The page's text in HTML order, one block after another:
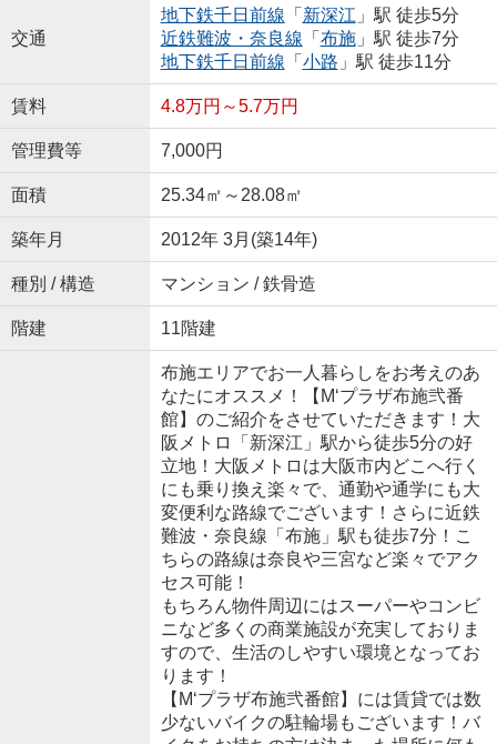
交通
地下鉄千日前線 「 新深江 」駅 徒歩5分
近鉄難波・奈良線 「 布施」駅 徒歩7分
地下鉄千日前線 「 小路 」駅 徒歩11分
賃料 4.8万円～5.7万円
管理費等 7,000円
面積 25.34㎡～28.08㎡
築年月 2012年 3月(築14年)
種別 / 構造 マンション / 鉄骨造
階建 11階建
布施エリアでお一人暮らしをお考えのあ
なたにオススメ！【M‘プラザ布施弐番
館】のご紹介をさせていただきます！大
阪メトロ「新深江」駅から徒歩5分の好
立地！大阪メトロは大阪市内どこへ行く
にも乗り換え楽々で、通勤や通学にも大
変便利な路線でございます！さらに近鉄
難波・奈良線「布施」駅も徒歩7分！こ
ちらの路線は奈良や三宮など楽々でアク
セス可能！
もちろん物件周辺にはスーパーやコンビ
ニなど多くの商業施設が充実しておりま
すので、生活のしやすい環境となってお
ります！
【M‘プラザ布施弐番館】には賃貸では数
少ないバイクの駐輪場もございます！バ